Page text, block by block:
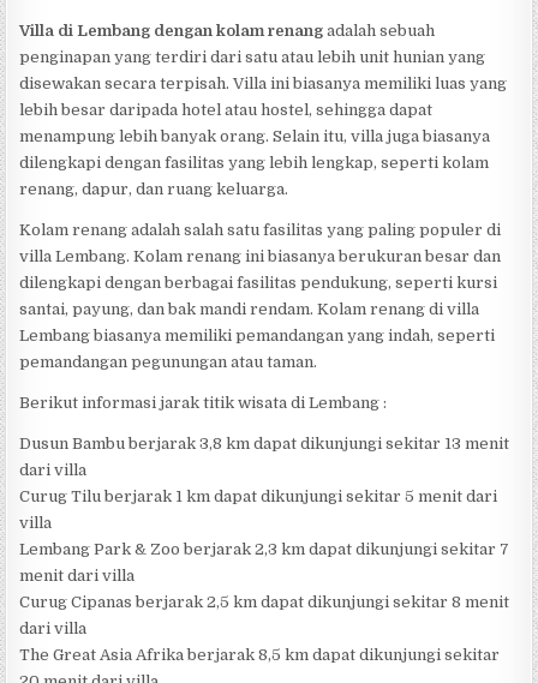
Villa di Lembang dengan kolam renang adalah sebuah
penginapan yang terdiri dari satu atau lebih unit hunian yang
disewakan secara terpisah. Villa ini biasanya memiliki luas yang
lebih besar daripada hotel atau hostel, sehingga dapat
menampung lebih banyak orang. Selain itu, villa juga biasanya
dilengkapi dengan fasilitas yang lebih lengkap, seperti kolam
renang, dapur, dan ruang keluarga.
Kolam renang adalah salah satu fasilitas yang paling populer di
villa Lembang. Kolam renang ini biasanya berukuran besar dan
dilengkapi dengan berbagai fasilitas pendukung, seperti kursi
santai, payung, dan bak mandi rendam. Kolam renang di villa
Lembang biasanya memiliki pemandangan yang indah, seperti
pemandangan pegunungan atau taman.
Berikut informasi jarak titik wisata di Lembang :
Dusun Bambu berjarak 3,8 km dapat dikunjungi sekitar 13 menit
dari villa
Curug Tilu berjarak 1 km dapat dikunjungi sekitar 5 menit dari
villa
Lembang Park & Zoo berjarak 2,3 km dapat dikunjungi sekitar 7
menit dari villa
Curug Cipanas berjarak 2,5 km dapat dikunjungi sekitar 8 menit
dari villa
The Great Asia Afrika berjarak 8,5 km dapat dikunjungi sekitar